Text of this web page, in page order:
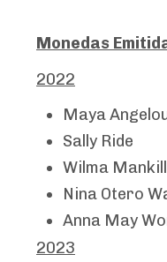
Monedas
2022
Maya
Sally Ride
Wilma
Nina Otero
Anna May
2023